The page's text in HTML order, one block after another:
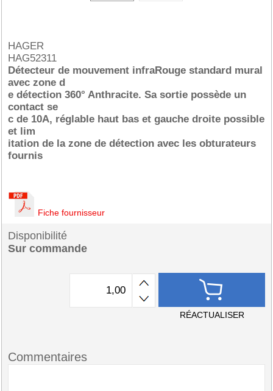
HAGER
HAG52311
Détecteur de mouvement infraRouge standard mural
avec zone d
e détection 360° Anthracite. Sa sortie possède un
contact se
c de 10A, réglable haut bas et gauche droite possible
et lim
itation de la zone de détection avec les obturateurs
fournis
Fiche fournisseur
Disponibilité
Sur commande
RÉACTUALISER
Commentaires